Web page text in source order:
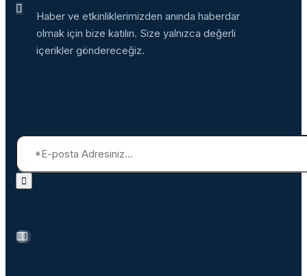
Haber ve etkinliklerimizden anında haberdar
olmak için bize katılın. Size yalnızca değerli
içerikler göndereceğiz.